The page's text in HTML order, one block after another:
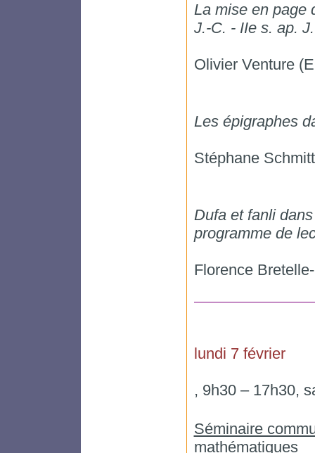
La mise en page
J.-C. - IIe s. ap.
Olivier Venture
Les épigraphes
Stéphane
Dufa et fanli
programme de
Florence
lundi 7 février
, 9h30 – 17h30,
Séminaire
mathématiques